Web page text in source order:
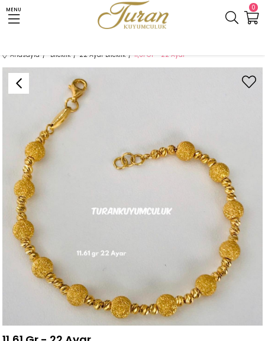
0
MENU
Anasayfa Bileklik 22 Ayar Bileklik 11,61 Gr - 22 Ayar